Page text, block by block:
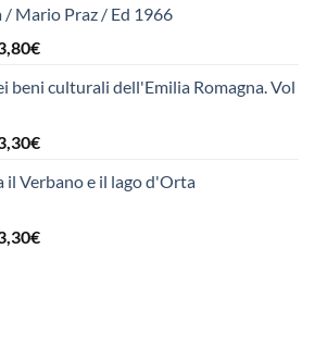
è:
14,30€.
/ Mario Praz / Ed 1966
€Il
attuale
23,80€.
beni culturali dell'Emilia Romagna. Vol
€Il
attuale
33,30€.
il Verbano e il lago d'Orta
€Il